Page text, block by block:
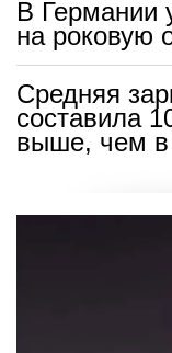
В Германии
на роковую
Средняя
составила
выше, чем в